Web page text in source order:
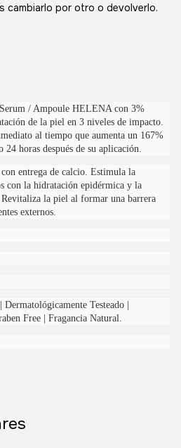
cambiarlo por otro o devolverlo.
/ Ampoule HELENA con 3%
de la piel en 3 niveles de impacto.
al tiempo que aumenta un 167%
horas después de su aplicación.
entrega de calcio. Estimula la
con la hidratación epidérmica y la
la piel al formar una barrera
externos.
Testeado |
Free | Fragancia Natural.